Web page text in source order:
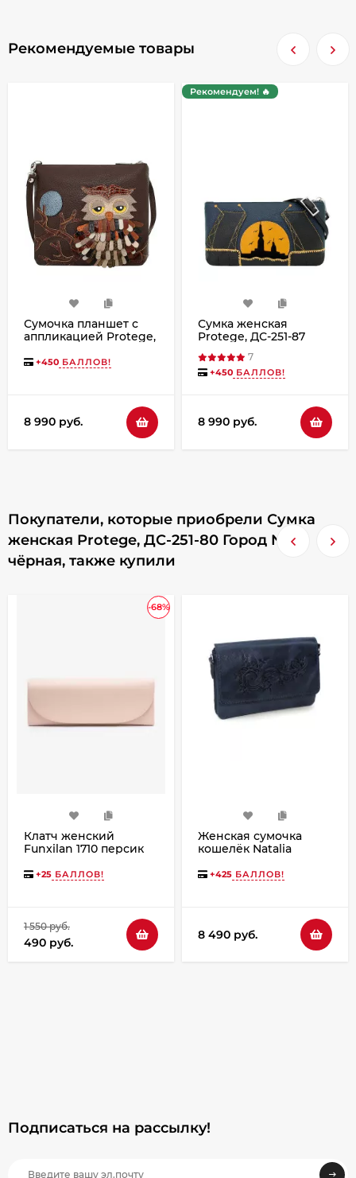
Рекомендуемые товары
Сумочка планшет с
аппликацией Protege,
мокко
+450 БАЛЛОВ!
8 990 руб.
Рекомендуем! 🔥
Сумка женская
Protege, ДС-251-87
7
+450 БАЛЛОВ!
8 990 руб.
Покупатели, которые приобрели Сумка
женская Protege, ДС-251-80 Город №11
чёрная, также купили
-68%
Клатч женский
Funxilan 1710 персик
+25 БАЛЛОВ!
1 550 руб.
490 руб.
Женская сумочка
кошелёк Natalia
«Колибри» синяя
+425 БАЛЛОВ!
8 490 руб.
Подписаться на рассылкy!